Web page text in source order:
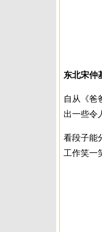
东北宋仲
自从《爸
出一些令
看段子能
工作笑一